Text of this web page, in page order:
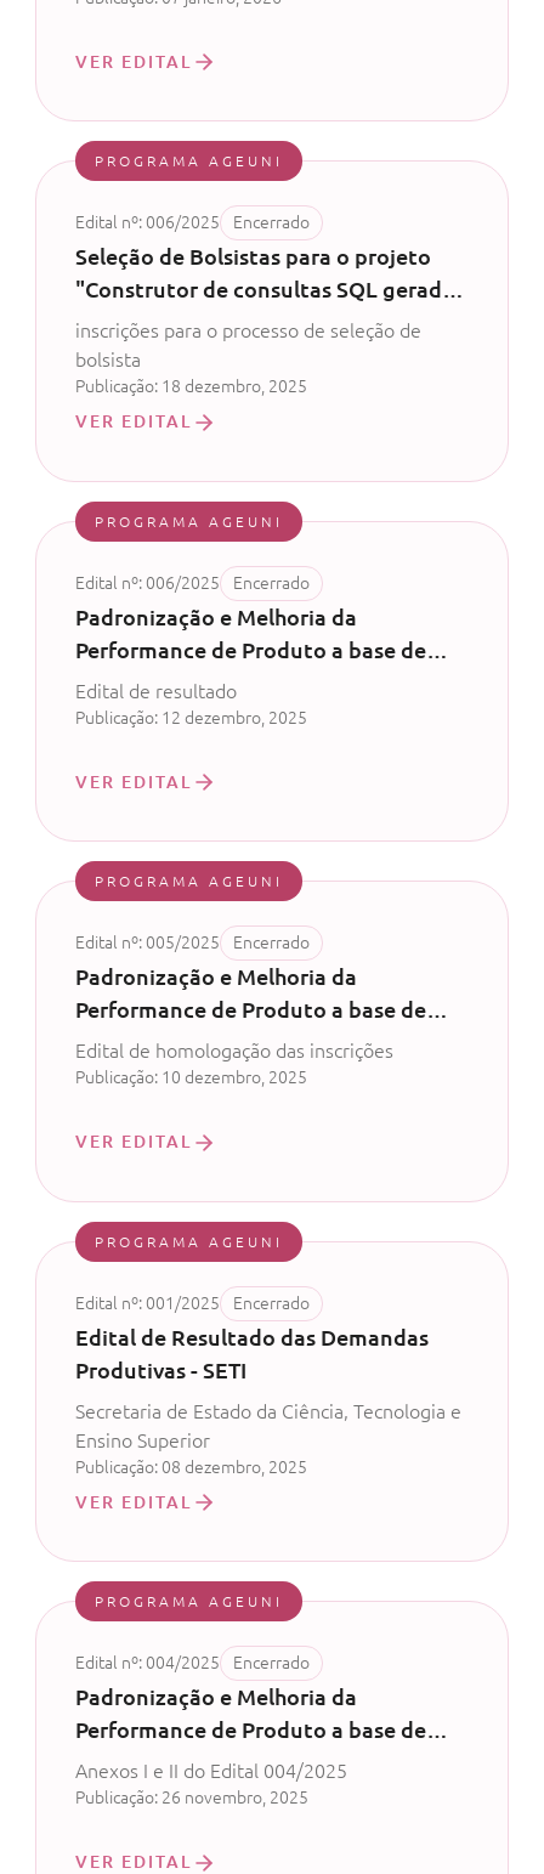
VER EDITAL
PROGRAMA AGEUNI
Edital nº: 006/2025 Encerrado
Seleção de Bolsistas para o projeto
"Construtor de consultas SQL gerado
por inteligência artificial" - Ageuni -
CV nº 55/2024
inscrições para o processo de seleção de
bolsista
Publicação: 18 dezembro, 2025
VER EDITAL
PROGRAMA AGEUNI
Edital nº: 006/2025 Encerrado
Padronização e Melhoria da
Performance de Produto a base de
Bacillus subitilis - Ageuni – CV 51/2024
Edital de resultado
Publicação: 12 dezembro, 2025
VER EDITAL
PROGRAMA AGEUNI
Edital nº: 005/2025 Encerrado
Padronização e Melhoria da
Performance de Produto a base de
Bacillus subitilis
Edital de homologação das inscrições
Publicação: 10 dezembro, 2025
VER EDITAL
PROGRAMA AGEUNI
Edital nº: 001/2025 Encerrado
Edital de Resultado das Demandas
Produtivas - SETI
Secretaria de Estado da Ciência, Tecnologia e
Ensino Superior
Publicação: 08 dezembro, 2025
VER EDITAL
PROGRAMA AGEUNI
Edital nº: 004/2025 Encerrado
Padronização e Melhoria da
Performance de Produto a base de
Bacillus subitilis
Anexos I e II do Edital 004/2025
Publicação: 26 novembro, 2025
VER EDITAL